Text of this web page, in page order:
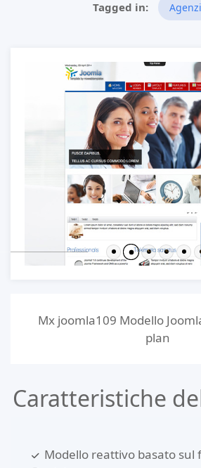
Mx joomla109 Modello
plan
Caratteristiche
Modello reattivo basato sul